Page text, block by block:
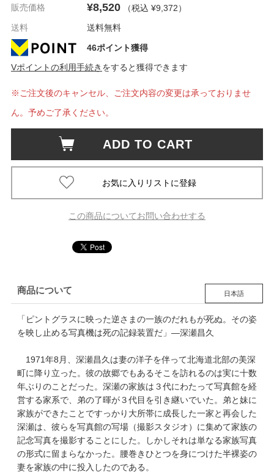
販売価格 ¥8,520 （税込 ¥9,372）
送料
送料無料
46ポイント獲得
Vポイントの利用手続き をすると獲得できます
※ご注文後のキャンセル、ご注文内容の変更は承っておりませ
ん。予めご了承ください。
ADD TO CART
この商品についてお問い合わせする
商品について 日本語
「ピントグラスに映った逆さまの一族のだれもが死ぬ。その姿
を映し止める写真機は死の記録装置だ」—深瀬昌久
1971年8月、深瀬昌久は妻の洋子を伴って北海道北部の美深
町に降り立った。彼の故郷でもあるそこを訪れるのは実に十数
年ぶりのことだった。深瀬の家族は３代にわたって写真館を経
営する家系で、弟の了暉が３代目を引き継いでいた。弟と妹に
家族ができたことですっかり大所帯に成長した一家と再会した
深瀬は、彼らを写真館の写場（撮影スタジオ）に集めて家族の
記念写真を撮影することにした。しかしそれは単なる家族写真
の形式に留まらなかった。腰巻きひとつを身につけた半裸姿の
妻を家族の中に投入したのである。